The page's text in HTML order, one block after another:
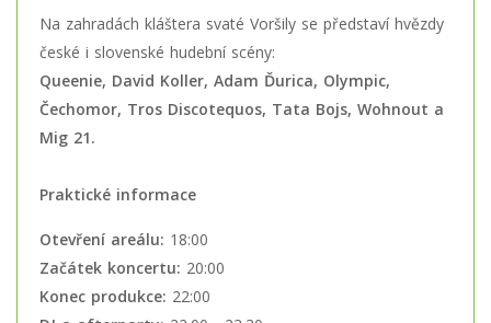
Na zahradách kláštera svaté Voršily se představí hvězdy
české i slovenské hudební scény:
Queenie, David Koller, Adam Ďurica, Olympic,
Čechomor, Tros Discotequos, Tata Bojs, Wohnout a
Mig 21.
Praktické informace
Otevření areálu: 18:00
Začátek koncertu: 20:00
Konec produkce: 22:00